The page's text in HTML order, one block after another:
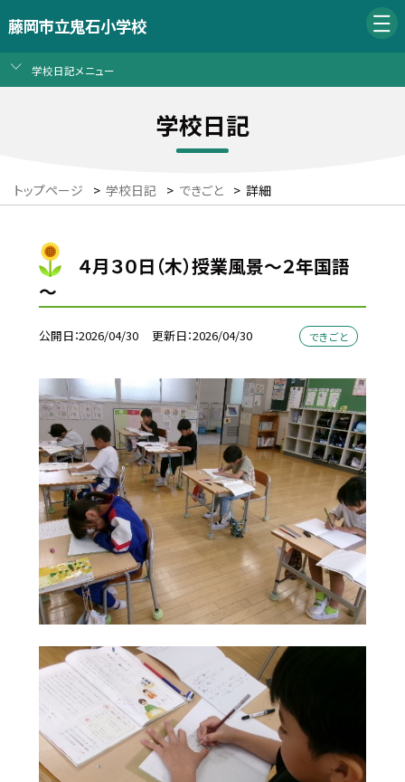
藤岡市立鬼石小学校
学校日記メニュー
学校日記
トップページ > 学校日記 > できごと > 詳細
４月３０日（木）授業風景～２年国語
～
公開日 2026/04/30 更新日 2026/04/30 できごと